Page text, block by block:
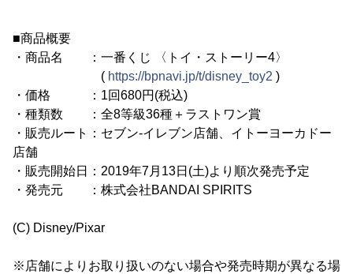
■商品概要
・商品名 ：一番くじ 〈トイ・ストーリー4〉
( https://bpnavi.jp/t/disney_toy2 )
・価格 ：1回680円(税込)
・種類数 ：全8等級36種＋ラストワン賞
・販売ルート：セブン-イレブン店舗、イトーヨーカドー
店舗
・販売開始日：2019年7月13日(土)より順次発売予定
・発売元 ：株式会社BANDAI SPIRITS
(C) Disney/Pixar
※店舗によりお取り扱いのない場合や発売時期が異なる場